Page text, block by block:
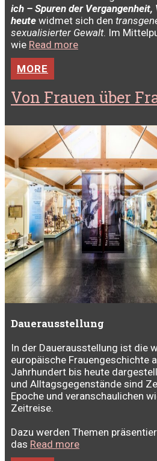
ich – Spuren der
heute widmet sich den
sexualisierter Gewalt. Im
wie Read more
MORE
Von Frauen über
Dauerausstellung
In der Dauerausstellung ist die
europäische Frauengeschichte
Jahrhundert bis heute
und Alltagsgegenstände sind
Epoche und veranschaulichen
Zeitreise.
Dazu werden Themen
das Read more